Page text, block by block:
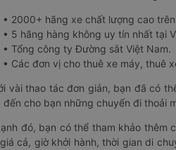
• 2000+ hãng xe chất lượng cao
• 5 hãng hàng không uy tín nhất tại
• Tổng công ty Đường sắt Việt Nam.
• Các đơn vị cho thuê xe máy, thuê
vài thao tác đơn giản, bạn đã có
đến cho bạn những chuyến đi thoải
đó, bạn có thể tham khảo thêm
cả, giờ khởi hành, thời gian di